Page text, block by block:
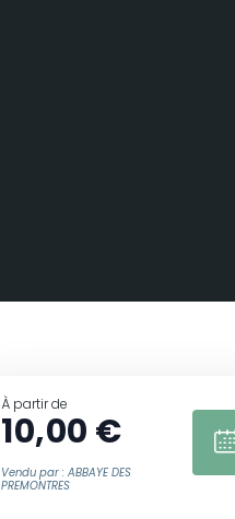
À partir de
10,00 €
Vendu par : ABBAYE DES
PREMONTRES